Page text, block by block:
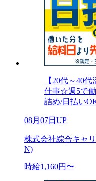
【20代～40
仕事☆週5で
詰め/日払い
08月07日UP
株式会社綜合キャ
N)
時給1,160円〜